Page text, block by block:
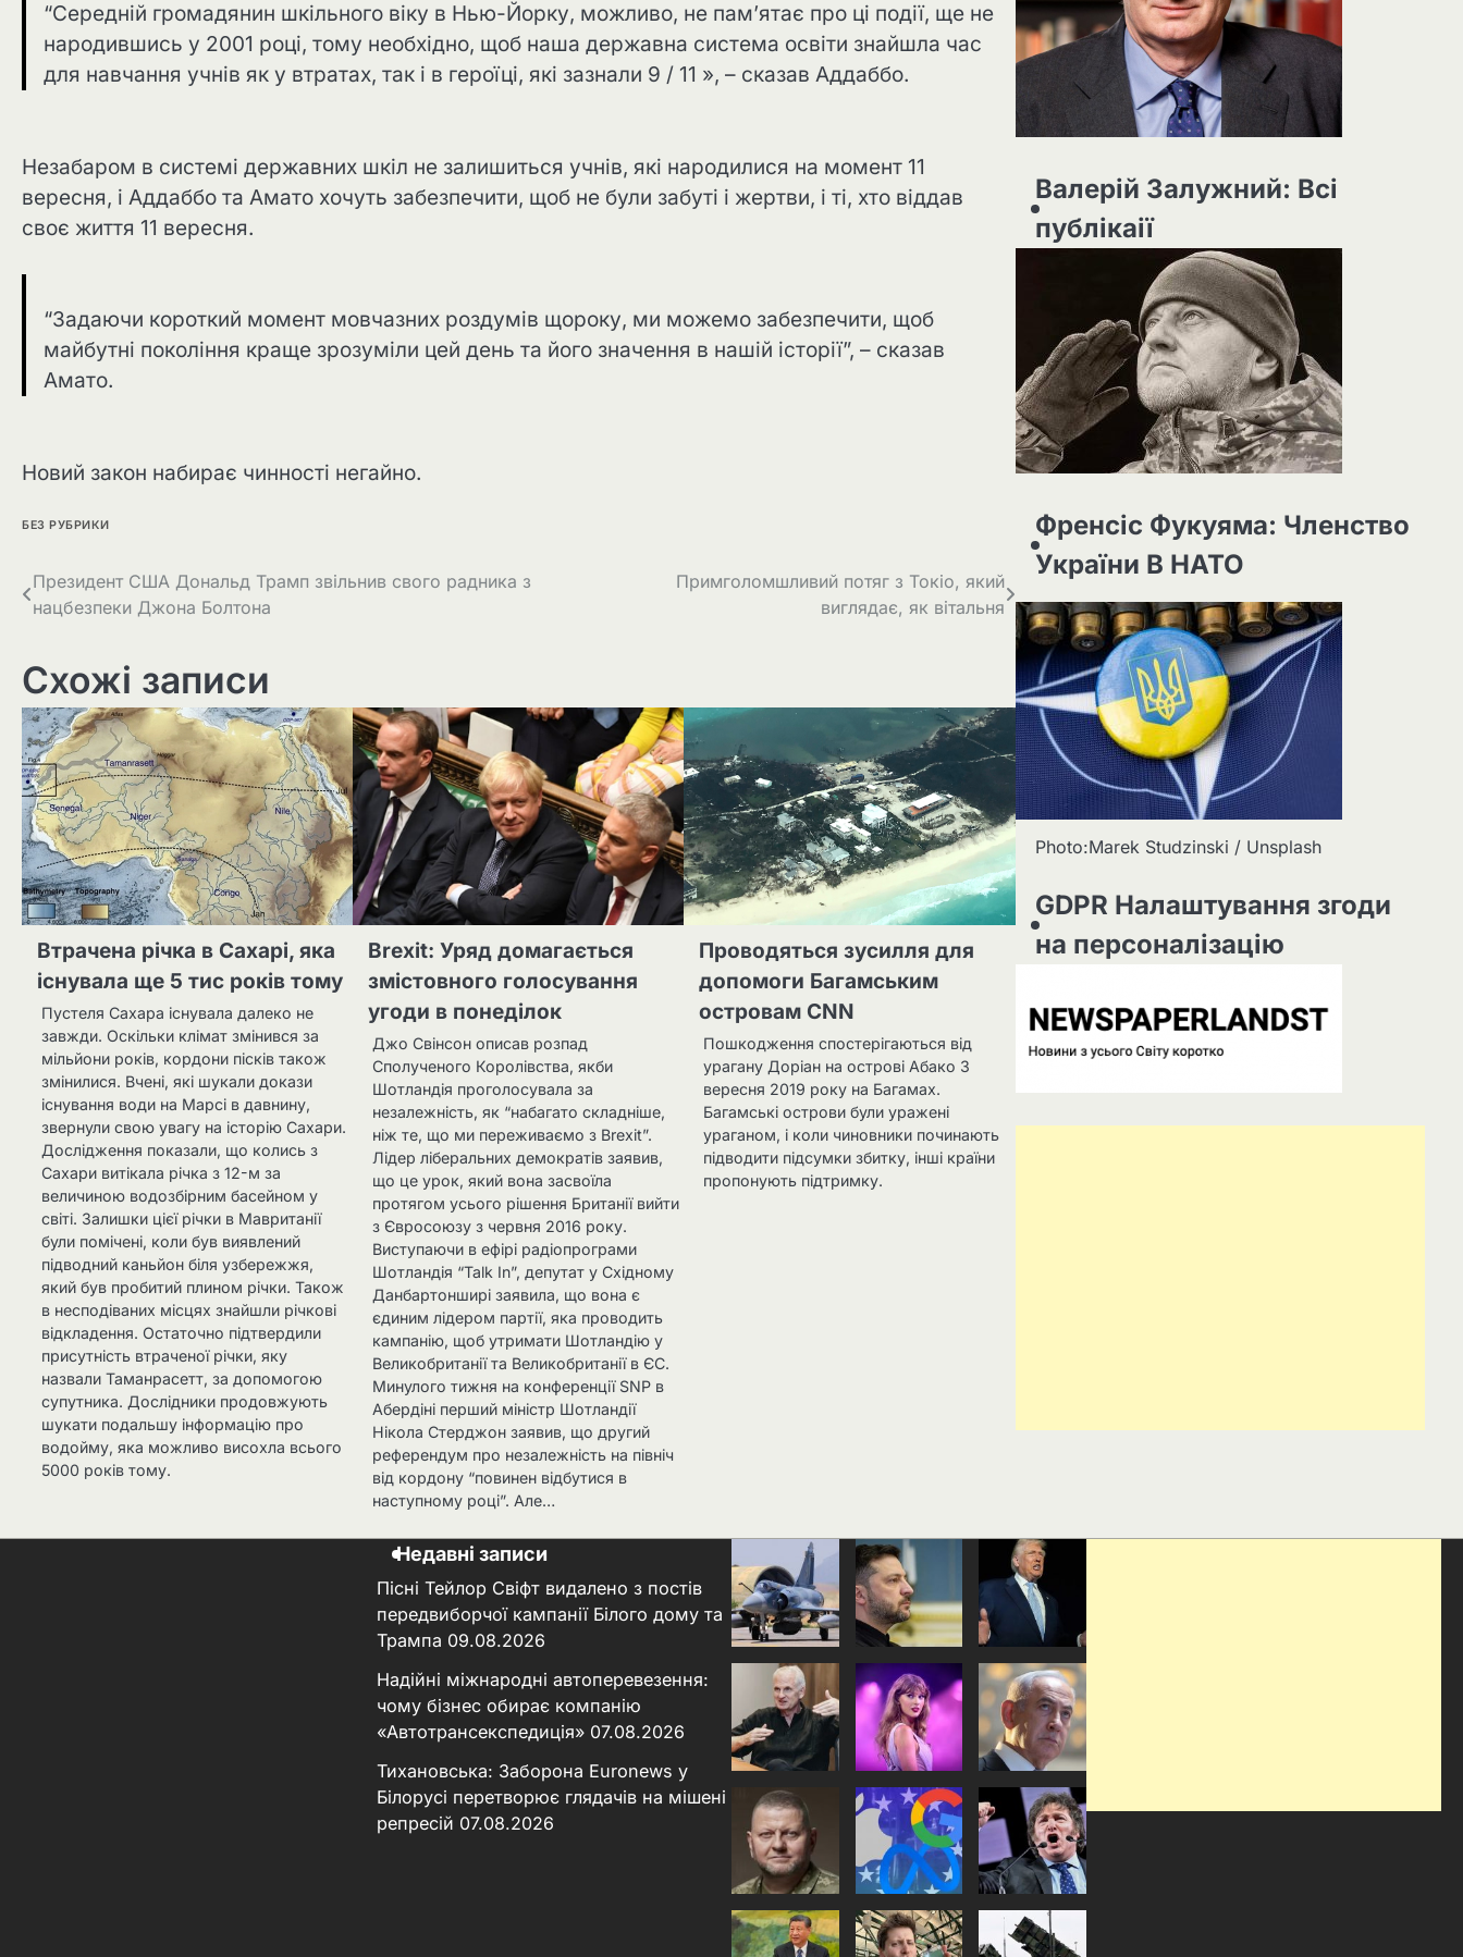
“Середній громадянин шкільного віку в Нью-Йорку, можливо, не пам’ятає про ці події, ще не
народившись у 2001 році, тому необхідно, щоб наша державна система освіти знайшла час
для навчання учнів як у втратах, так і в героїці, які зазнали 9 / 11 », – сказав Аддаббо.
Незабаром в системі державних шкіл не залишиться учнів, які народилися на момент 11
вересня, і Аддаббо та Амато хочуть забезпечити, щоб не були забуті і жертви, і ті, хто віддав
своє життя 11 вересня.
“Задаючи короткий момент мовчазних роздумів щороку, ми можемо забезпечити, щоб
майбутні покоління краще зрозуміли цей день та його значення в нашій історії”, – сказав
Амато.
Новий закон набирає чинності негайно.
БЕЗ РУБРИКИ
Навігація
записів
Президент США Дональд Трамп звільнив свого радника з
нацбезпеки Джона Болтона
Примголомшливий потяг з Токіо, який
виглядає, як вітальня
Схожі записи
Втрачена річка в Сахарі, яка
існувала ще 5 тис років тому
Пустеля Сахара існувала далеко не
завжди. Оскільки клімат змінився за
мільйони років, кордони пісків також
змінилися. Вчені, які шукали докази
існування води на Марсі в давнину,
звернули свою увагу на історію Сахари.
Дослідження показали, що колись з
Сахари витікала річка з 12-м за
величиною водозбірним басейном у
світі. Залишки цієї річки в Мавританії
були помічені, коли був виявлений
підводний каньйон біля узбережжя,
який був пробитий плином річки. Також
в несподіваних місцях знайшли річкові
відкладення. Остаточно підтвердили
присутність втраченої річки, яку
назвали Таманрасетт, за допомогою
супутника. Дослідники продовжують
шукати подальшу інформацію про
водойму, яка можливо висохла всього
5000 років тому.
Brexit: Уряд домагається
змістовного голосування
угоди в понеділок
Джо Свінсон описав розпад
Сполученого Королівства, якби
Шотландія проголосувала за
незалежність, як “набагато складніше,
ніж те, що ми переживаємо з Brexit”.
Лідер ліберальних демократів заявив,
що це урок, який вона засвоїла
протягом усього рішення Британії вийти
з Євросоюзу з червня 2016 року.
Виступаючи в ефірі радіопрограми
Шотландія “Talk In”, депутат у Східному
Данбартонширі заявила, що вона є
єдиним лідером партії, яка проводить
кампанію, щоб утримати Шотландію у
Великобританії та Великобританії в ЄС.
Минулого тижня на конференції SNP в
Абердіні перший міністр Шотландії
Нікола Стерджон заявив, що другий
референдум про незалежність на північ
від кордону “повинен відбутися в
наступному році”. Але…
Проводяться зусилля для
допомоги Багамським
островам CNN
Пошкодження спостерігаються від
урагану Доріан на острові Абако 3
вересня 2019 року на Багамах.
Багамські острови були уражені
ураганом, і коли чиновники починають
підводити підсумки збитку, інші країни
пропонують підтримку.
Валерій Залужний: Всі
публікаії
Френсіс Фукуяма: Членство
України В НАТО
Photo:Marek Studzinski / Unsplash
GDPR Налаштування згоди
на персоналізацію
Недавні записи
Пісні Тейлор Свіфт видалено з постів
передвиборчої кампанії Білого дому та
Трампа 09.08.2026
Надійні міжнародні автоперевезення:
чому бізнес обирає компанію
«Автотрансекспедиція» 07.08.2026
Тихановська: Заборона Euronews у
Білорусі перетворює глядачів на мішені
репресій 07.08.2026